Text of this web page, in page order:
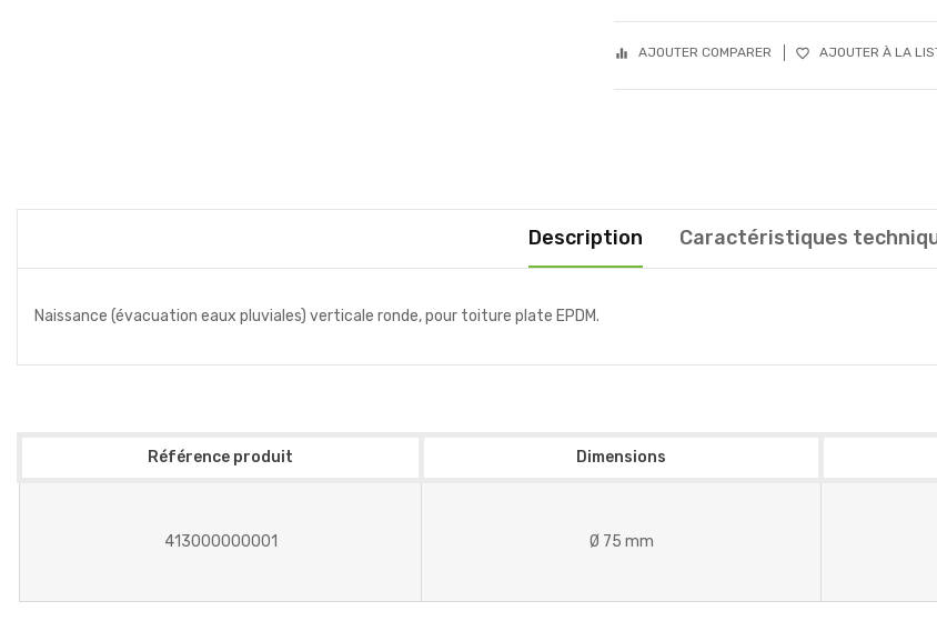
equalizer AJOUTER COMPARER favorite_border AJOUTER À LA
Description Caractéristiques
Naissance (évacuation eaux pluviales) verticale ronde, pour toiture plate EPDM.
Référence produit Dimensions
413000000001 Ø 75 mm